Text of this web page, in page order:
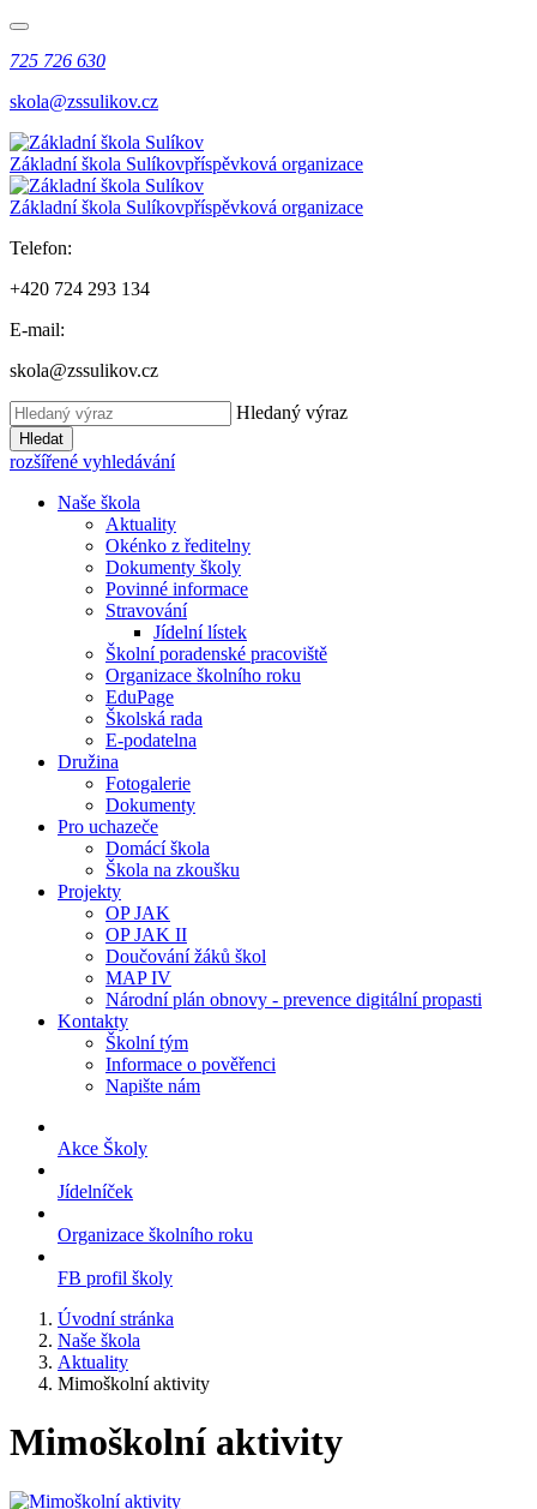
725 726 630
skola@zssulikov.cz
Základní škola Sulíkovpříspěvková organizace
Základní škola Sulíkovpříspěvková organizace
Telefon:
+420 724 293 134
E-mail:
skola@zssulikov.cz
Hledaný výraz
Hledat
rozšířené vyhledávání
Naše škola
Aktuality
Okénko z ředitelny
Dokumenty školy
Povinné informace
Stravování
Jídelní lístek
Školní poradenské pracoviště
Organizace školního roku
EduPage
Školská rada
E-podatelna
Družina
Fotogalerie
Dokumenty
Pro uchazeče
Domácí škola
Škola na zkoušku
Projekty
OP JAK
OP JAK II
Doučování žáků škol
MAP IV
Národní plán obnovy - prevence digitální propasti
Kontakty
Školní tým
Informace o pověřenci
Napište nám
Akce Školy
Jídelníček
Organizace školního roku
FB profil školy
Úvodní stránka
Naše škola
Aktuality
Mimoškolní aktivity
Mimoškolní aktivity